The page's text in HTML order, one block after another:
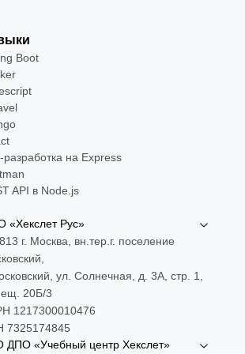
Boot
разработка на Express
API в Node.js
«Хекслет Рус»
г. Москва, вн.тер.г. поселение
ул. Солнечная, д. 3А, стр. 1,
20Б/3
1217300010476
7325174845
ДПО «Учебный центр Хекслет»